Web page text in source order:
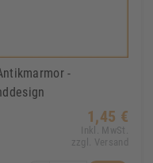
-
1,45 €
Inkl. MwSt.
zzgl. Versand